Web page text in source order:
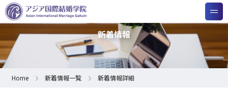
新着情報
Home 新着情報一覧 新着情報詳細